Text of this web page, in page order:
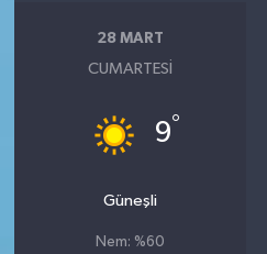
28 MART
CUMARTESI
9°
Güneşli
Nem: %60